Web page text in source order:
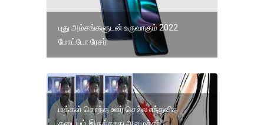
புது அம்சங்களுடன் உருவாகும் 2022
மோட்டோ ரேசர்
மக்கள் சொந்த ஊர் செல்ல எந்தவித
தடையும் இருக்காது அமைச்சர்